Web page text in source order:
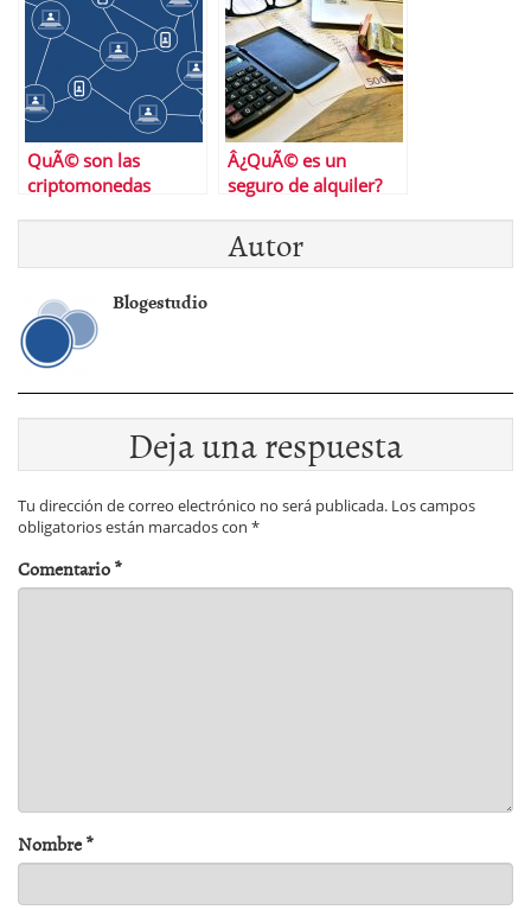
QuÃ© son las
criptomonedas
Â¿QuÃ© es un
seguro de alquiler?
Autor
Blogestudio
Deja una respuesta
Tu dirección de correo electrónico no será publicada. Los campos
obligatorios están marcados con *
Comentario*
Nombre*